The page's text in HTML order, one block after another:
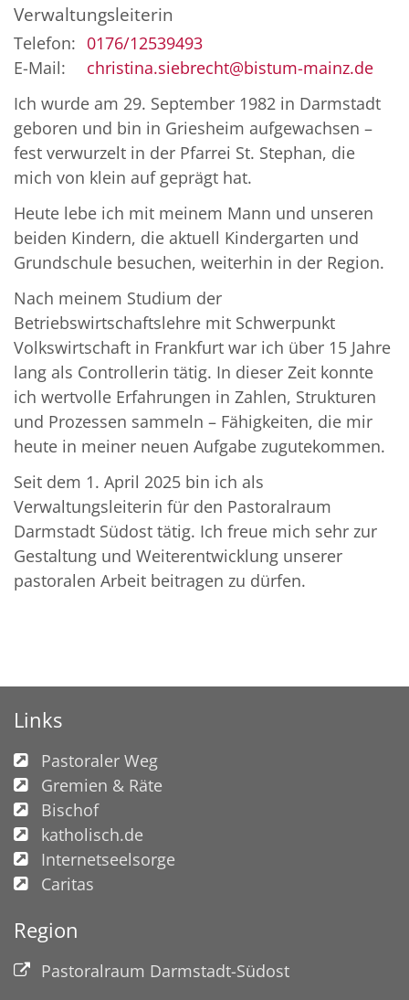
Verwaltungsleiterin
Telefon: 0176/12539493
E-Mail:
christina.siebrecht@bistum-mainz.de
Ich wurde am 29. September 1982 in Darmstadt
geboren und bin in Griesheim aufgewachsen –
fest verwurzelt in der Pfarrei St. Stephan, die
mich von klein auf geprägt hat.
Heute lebe ich mit meinem Mann und unseren
beiden Kindern, die aktuell Kindergarten und
Grundschule besuchen, weiterhin in der Region.
Nach meinem Studium der
Betriebswirtschaftslehre mit Schwerpunkt
Volkswirtschaft in Frankfurt war ich über 15 Jahre
lang als Controllerin tätig. In dieser Zeit konnte
ich wertvolle Erfahrungen in Zahlen, Strukturen
und Prozessen sammeln – Fähigkeiten, die mir
heute in meiner neuen Aufgabe zugutekommen.
Seit dem 1. April 2025 bin ich als
Verwaltungsleiterin für den Pastoralraum
Darmstadt Südost tätig. Ich freue mich sehr zur
Gestaltung und Weiterentwicklung unserer
pastoralen Arbeit beitragen zu dürfen.
Links
Pastoraler Weg
Gremien & Räte
Bischof
katholisch.de
Internetseelsorge
Caritas
Region
Pastoralraum Darmstadt-Südost